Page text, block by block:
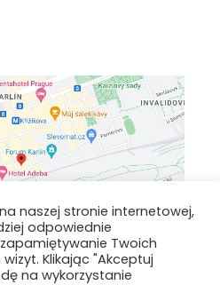
naszej stronie internetowej,
odpowiednie
Twoich
Klikając "Akceptuj
na wykorzystanie